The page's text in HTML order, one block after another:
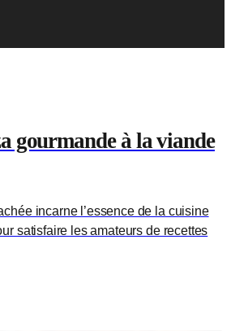
gourmande à la viande
incarne l’essence de la cuisine
satisfaire les amateurs de recettes